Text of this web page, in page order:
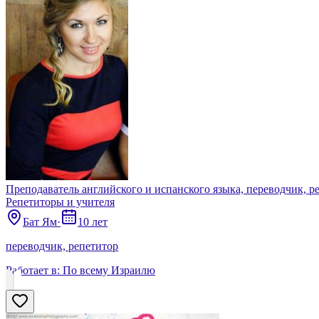
Преподаватель английского и испанского языка, переводчик,
Репетиторы и учителя
Бат Ям·
10 лет
переводчик, репетитор
Работает в: По всему Израилю